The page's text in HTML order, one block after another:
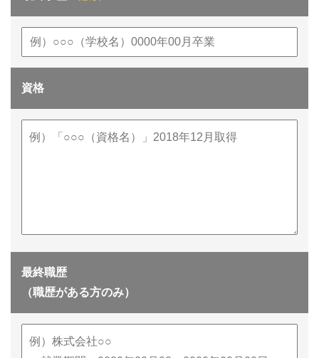
資格
最終職歴
（職歴がある方のみ）